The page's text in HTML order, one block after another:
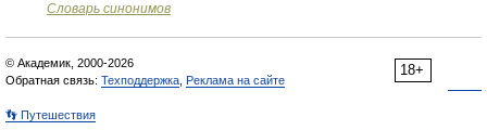
Словарь синонимов
18+
© Академик, 2000-2026
Обратная связь: Техподдержка Реклама на сайте
👣 Путешествия